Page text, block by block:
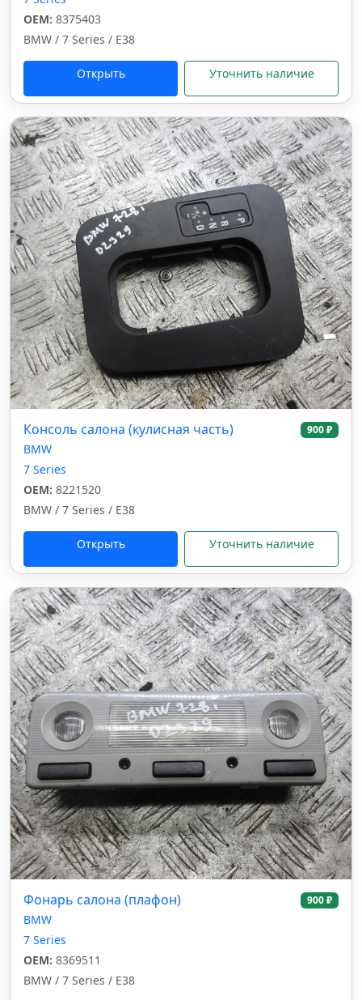
OEM: 8375403
BMW / 7 Series / E38
Открыть Уточнить наличие
Консоль салона (кулисная часть) 900 ₽
BMW
7 Series
OEM: 8221520
BMW / 7 Series / E38
Открыть Уточнить наличие
Фонарь салона (плафон) 900 ₽
BMW
7 Series
OEM: 8369511
BMW / 7 Series / E38